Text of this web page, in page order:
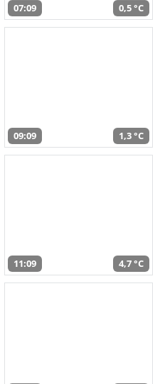
07:09 0,5 °C
09:09 1,3 °C
11:09 4,7 °C